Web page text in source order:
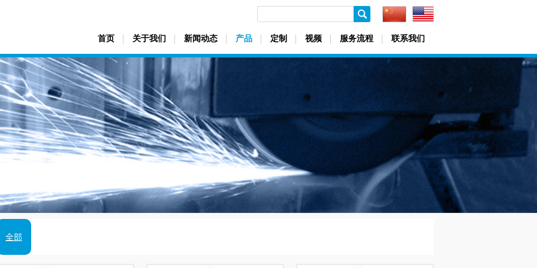
首页 关于我们 新闻动态 产品 定制 视频 服务流程 联系我们
全部